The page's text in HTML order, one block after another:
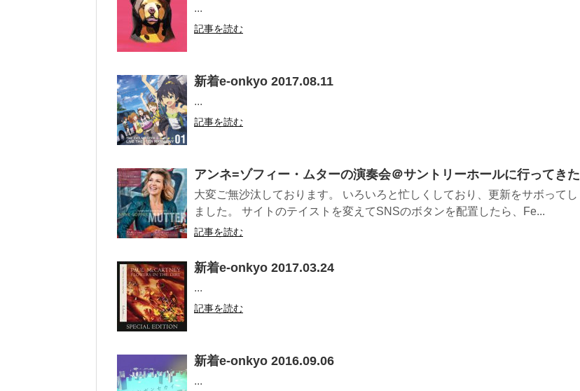
...
記事を読む
新着e-onkyo 2017.08.11
...
記事を読む
アンネ=ゾフィー・ムターの演奏会＠サントリーホールに行ってきた
大変ご無沙汰しております。 いろいろと忙しくしており、更新をサボってし
ました。 サイトのテイストを変えてSNSのボタンを配置したら、Fe...
記事を読む
新着e-onkyo 2017.03.24
...
記事を読む
新着e-onkyo 2016.09.06
...